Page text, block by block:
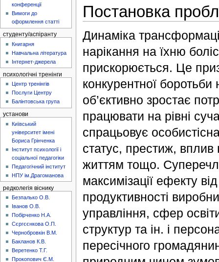
Постановка
Динаміка
нарікання на їхню
прискорюється. Це
конкурентної
об’єктивно зростає
працювати на рівні
спрацьовує
статус, престиж,
життям тощо.
максимізації ефекту
продуктивності
управління, сфер
структур та ін. і
пересічного
конференції
Вимоги до
оформлення статті
студенту/аспіранту
Книгарня
Навчальна література
Інтернет-джерела
психологічні тренінги
Центр тренінгів
Послуги Центру
Балінтовська група
установи
Київський
університет імені
Бориса Грінченка
Інститут психології і
соціальної педагогіки
Педагогічний інститут
НПУ ім.Драгоманова
редколегія віснику
Безпалько О.В.
Іванов О.В.
Побірченко Н.А.
Сєргєєнкова О.П.
Чернобровкін В.М.
Бакланов К.В.
Веретенко Т.Г.
Прокопович Є.М.